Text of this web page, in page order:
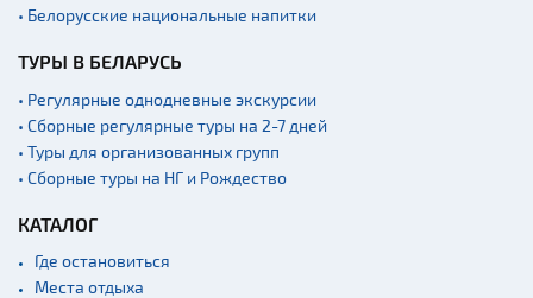
Ратуши
Родовые усадьбы
Садово-парковая
Памятники
Памятники известным
Монастыри
• Белорусские национальные напитки
ТУРЫ В БЕЛАРУСЬ
• Регулярные однодневные экскурсии
• Сборные регулярные туры на 2-7 дней
• Туры для организованных групп
• Сборные туры на НГ и Рождество
КАТАЛОГ
Где остановиться
Места отдыха